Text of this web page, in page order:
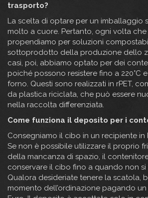
trasporto?
La scelta di optare per un imballaggio
molto a cuore. Pertanto, ogni volta che
propendiamo per soluzioni
sottoprodotto della produzione dello
casi, poi, abbiamo optato per dei
poiché possono resistere fino a 220°C
forno. Questi sono realizzati in rPET,
da plastica riciclata, che può essere
nella raccolta differenziata.
Come funziona il deposito per i
Consegniamo il cibo in un recipiente in
Se non è possibile utilizzare il proprio
della mancanza di spazio, il
conservare il cibo fino a quando non
Qualora desideriate tenere la scatola,
momento dell’ordinazione pagando